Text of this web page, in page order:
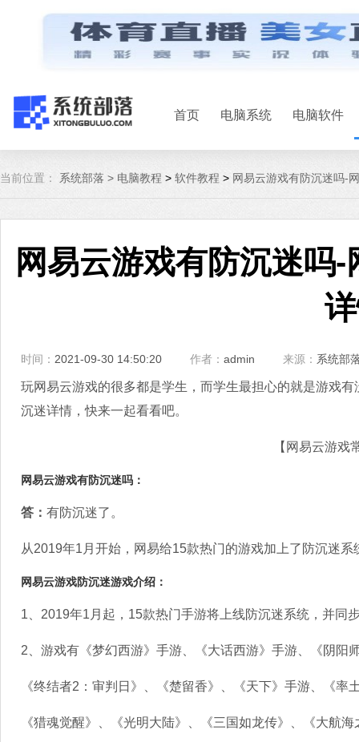
首页 电脑系统 电脑软件
当前位置： 系统部落 > 电脑教程 > 软件教程 > 网易云游戏有防沉迷吗-
网易云游戏有防沉迷吗
时间： 2021-09-30 14:50:20 作者： admin 来源： 系统部
玩网易云游戏的很多都是学生，而学生最担心的就是游戏
沉迷详情，快来一起看看吧。
【网易云游戏
网易云游戏有防沉迷吗：
答： 有防沉迷了。
从2019年1月开始，网易给15款热门的游戏加上了防沉迷系
网易云游戏防沉迷游戏介绍：
1、2019年1月起，15款热门手游将上线防沉迷系统，并同
2、游戏有《梦幻西游》手游、《大话西游》手游、《阴阳
《终结者2：审判日》、《楚留香》、《天下》手游、《率
《猎魂觉醒》、《光明大陆》、《三国如龙传》、《大航